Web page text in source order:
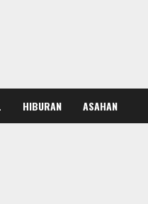
HIBURAN ASAHAN